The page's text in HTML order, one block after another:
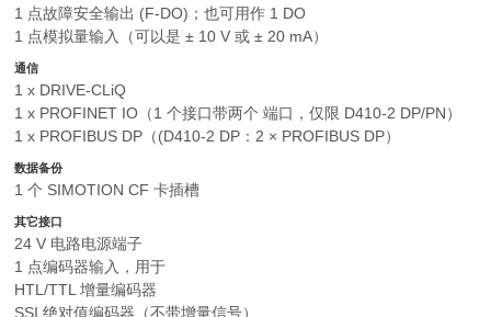
1 点故障安全输出 (F-DO)；也可用作 1 DO
1 点模拟量输入（可以是 ± 10 V 或 ± 20 mA）
通信
1 x DRIVE-CLiQ
1 x PROFINET IO（1 个接口带两个 端口，仅限 D410-2 DP/PN）
1 x PROFIBUS DP（(D410-2 DP：2 × PROFIBUS DP）
数据备份
1 个 SIMOTION CF 卡插槽
其它接口
24 V 电路电源端子
1 点编码器输入，用于
HTL/TTL 增量编码器
SSI 绝对值编码器（不带增量信号）